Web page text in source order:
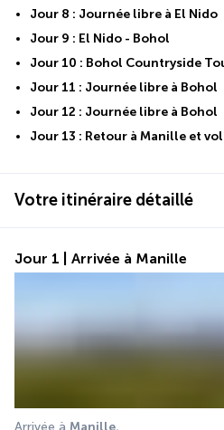
Jour 8 : Journée libre à El Nido
Jour 9 : El Nido - Bohol
Jour 10 : Bohol Countryside
Jour 11 : Journée libre à Bohol
Jour 12 : Journée libre à Bohol
Jour 13 : Retour à Manille et
Votre itinéraire détaillé
Jour 1 | Arrivée à Manille
Arrivée à Manille.